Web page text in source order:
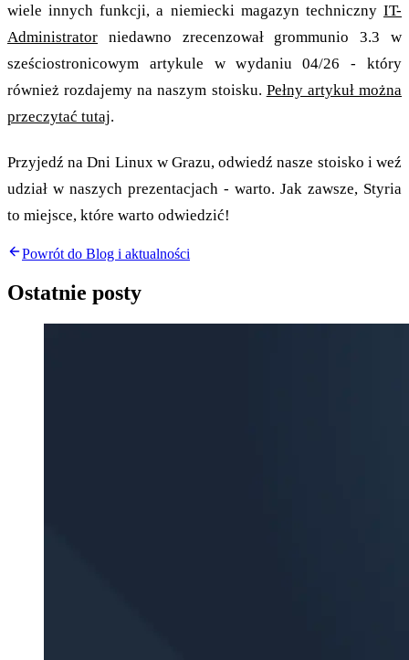
wiele innych funkcji, a niemiecki magazyn techniczny IT-
Administrator niedawno zrecenzował grommunio 3.3 w
sześciostronicowym artykule w wydaniu 04/26 - który
również rozdajemy na naszym stoisku. Pełny artykuł można
przeczytać tutaj.
Przyjedź na Dni Linux w Grazu, odwiedź nasze stoisko i weź
udział w naszych prezentacjach - warto. Jak zawsze, Styria
to miejsce, które warto odwiedzić!
Powrót do Blog i aktualności
Ostatnie posty